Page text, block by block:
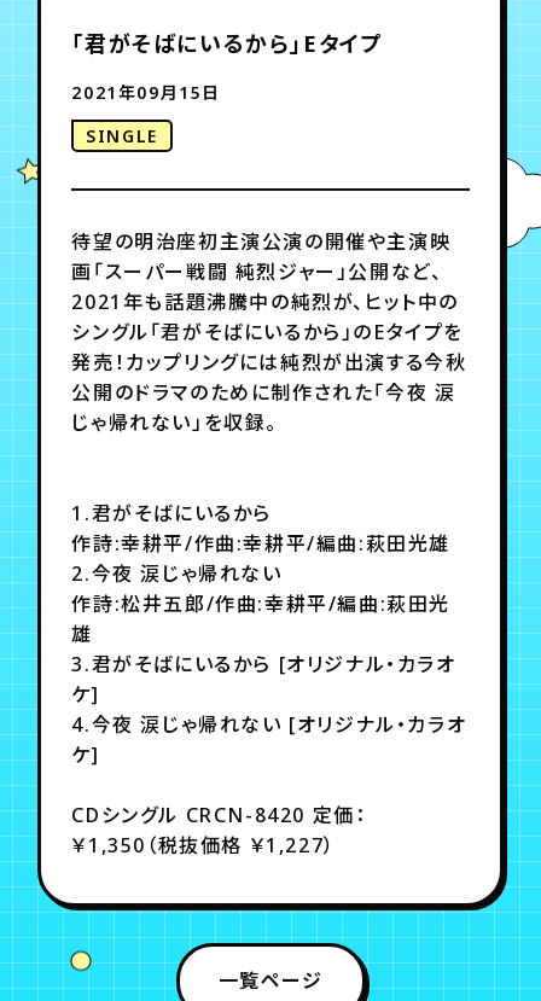
チケット
TICKET FC NEWS MOVIE
会員登録 ログイン
「君がそばにいるから」Eタイプ
2021年09月15日
SINGLE
待望の明治座初主演公演の開催や主演映
画「スーパー戦闘 純烈ジャー」公開など、
2021年も話題沸騰中の純烈が、ヒット中の
シングル「君がそばにいるから」のEタイプを
発売！カップリングには純烈が出演する今秋
公開のドラマのために制作された「今夜 涙
じゃ帰れない」を収録。
1.君がそばにいるから
作詩:幸耕平/作曲:幸耕平/編曲:萩田光雄
2.今夜 涙じゃ帰れない
作詩:松井五郎/作曲:幸耕平/編曲:萩田光
雄
3.君がそばにいるから [オリジナル・カラオ
ケ]
4.今夜 涙じゃ帰れない [オリジナル・カラオ
ケ]
CDシングル CRCN-8420 定価：
￥1,350（税抜価格 ￥1,227）
一覧ページ